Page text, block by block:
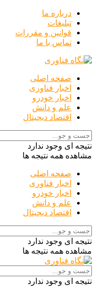
درباره ما
تبلیغات
قوانین و مقررات
تماس با ما
صفحه اصلی
اخبار فناوری
اخبار خودرو
علم و دانش
اقتصاد دیجیتال
نتیجه ای وجود ندارد
مشاهده همه نتیجه ها
صفحه اصلی
اخبار فناوری
اخبار خودرو
علم و دانش
اقتصاد دیجیتال
نتیجه ای وجود ندارد
مشاهده همه نتیجه ها
نتیجه ای وجود ندارد